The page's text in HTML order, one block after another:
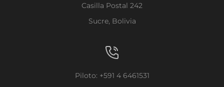
Casilla Postal 242
Sucre, Bolivia
Piloto: +591 4 6461531